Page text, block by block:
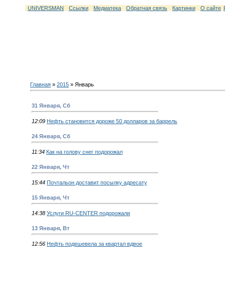
UNIVERSMAN Ссылки Медиатека Обратная связь Картинки О сайте
Главная » 2015 » Январь
31 Января, Сб
12:09 Нефть становится дороже 50 долларов за баррель
24 Января, Сб
11:34 Как на голову снег подорожал
22 Января, Чт
15:44 Почтальон доставит посылку адресату
15 Января, Чт
14:38 Услуги RU-CENTER подорожали
13 Января, Вт
12:56 Нефть подешевела за квартал вдвое